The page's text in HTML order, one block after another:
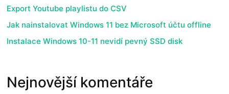
Export Youtube playlistu do CSV
Jak nainstalovat Windows 11 bez Microsoft účtu offline
Instalace Windows 10-11 nevidí pevný SSD disk
Nejnovější komentáře